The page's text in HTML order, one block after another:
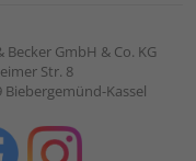
Becker GmbH & Co. KG
Str. 8
Biebergemünd-Kassel